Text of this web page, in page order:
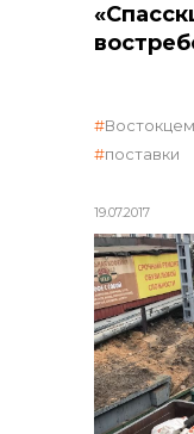
общая
19.07.2017
поставки